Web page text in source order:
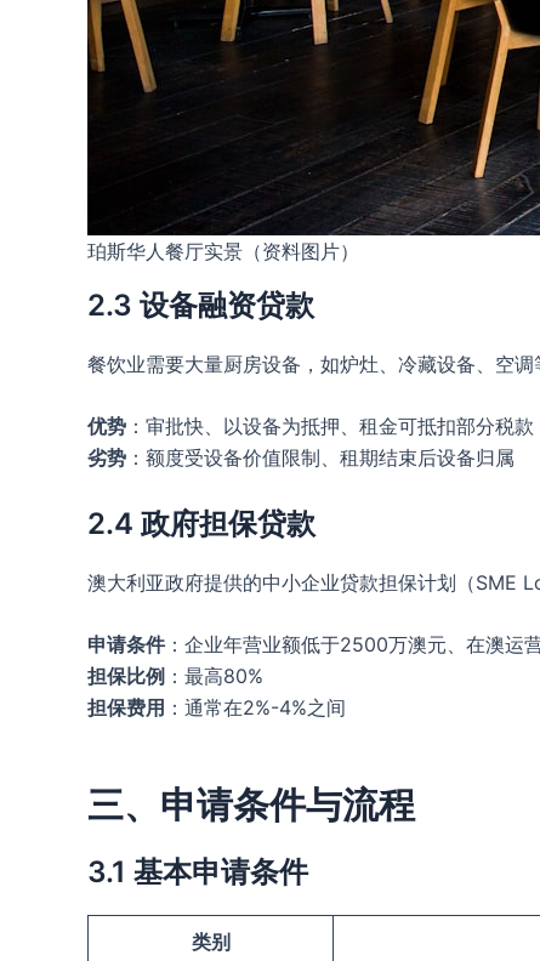
珀斯华人餐厅实景（资料图片）
2.3 设备融资贷款
餐饮业需要大量厨房设备，如炉灶、冷藏设备、空
优势 ：审批快、以设备为抵押、租金可抵扣部分税款
劣势 ：额度受设备价值限制、租期结束后设备归属
2.4 政府担保贷款
澳大利亚政府提供的中小企业贷款担保计划（SME
申请条件：企业年营业额低于2500万澳元、在澳运
担保比例 ：最高80%
担保费用 ：通常在2%-4%之间
三、申请条件与流程
3.1 基本申请条件
类别